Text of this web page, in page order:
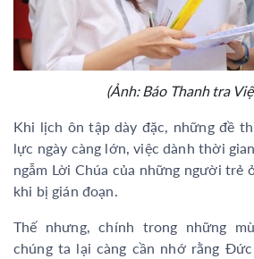
(Ảnh: Báo Thanh tra
Khi lịch ôn tập dày đặc, những đề
lực ngày càng lớn, việc dành thời
ngẫm Lời Chúa của những người trẻ
khi bị gián đoạn.
Thế nhưng, chính trong những
chúng ta lại càng cần nhớ rằng